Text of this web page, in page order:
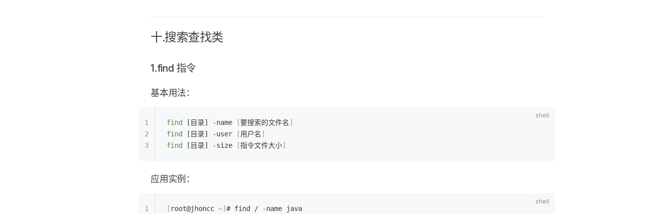
十.搜索查找类
1.find 指令
基本用法：
find [目录] -name [要搜索的文件名 ]
find
[目录] -user [用户名 ]
find
[目录] -size [指令文件大小]
应用实例：
[ root@jhoncc ~] # find / -name java